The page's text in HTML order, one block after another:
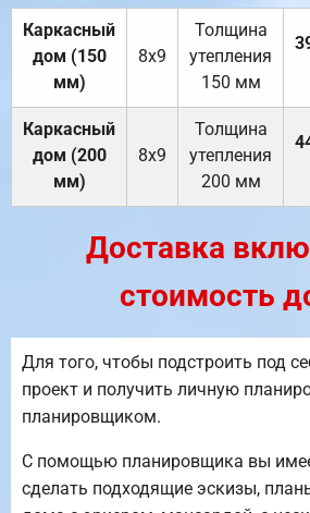
Каркасный
дом (150
мм)
8х9
Толщина
утепления
150 мм
Каркасный
дом (200
мм)
8х9
Толщина
утепления
200 мм
Доставка
стоимость
Для того, чтобы подстроить под
проект и получить личную
планировщиком.
С помощью планировщика вы
сделать подходящие эскизы,